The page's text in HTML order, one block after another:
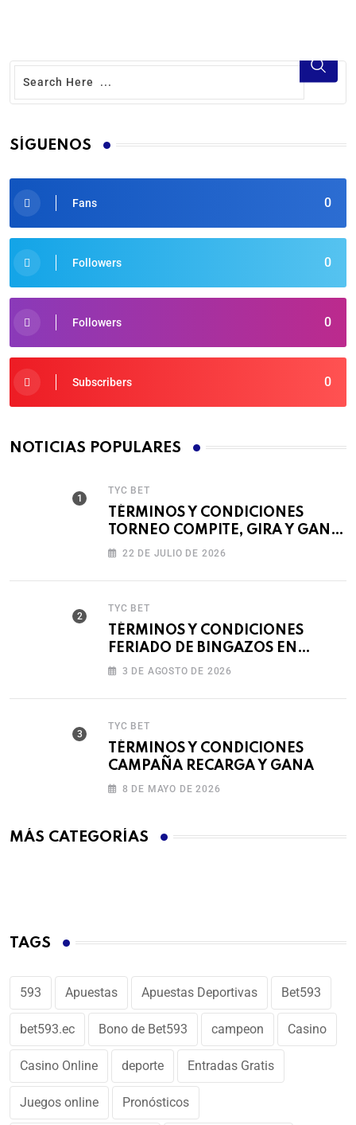
SÍGUENOS
0
Fans
0
Followers
0
Followers
0
Subscribers
NOTICIAS POPULARES
TYC BET
TÉRMINOS Y CONDICIONES
TORNEO COMPITE, GIRA Y GANA
🎰 22 DE JULIO DE 2026
TYC BET
TÉRMINOS Y CONDICIONES
FERIADO DE BINGAZOS EN
BET593
3 DE AGOSTO DE 2026
TYC BET
TÉRMINOS Y CONDICIONES
CAMPAÑA RECARGA Y GANA
8 DE MAYO DE 2026
MÁS CATEGORÍAS
TAGS
593 Apuestas Apuestas Deportivas Bet593
bet593.ec Bono de Bet593 campeon Casino
Casino Online deporte Entradas Gratis
Juegos online Pronósticos